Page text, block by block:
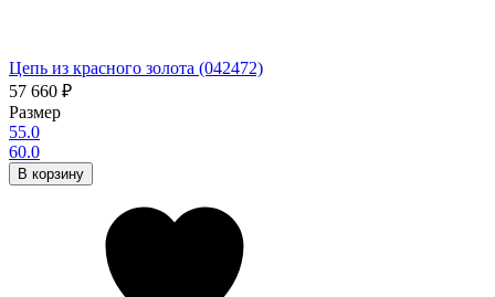
Цепь из красного золота (042472)
57 660 ₽
Размер
55.0
60.0
В корзину